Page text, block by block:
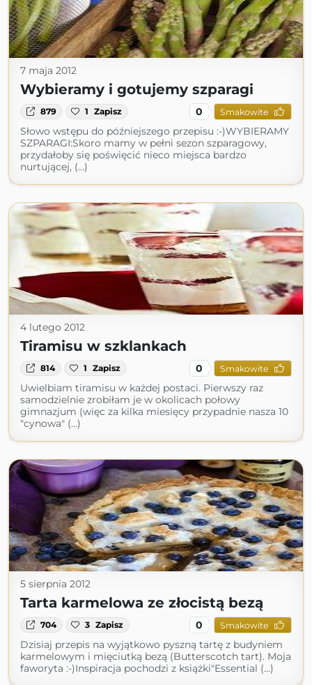
7 maja 2012
Wybieramy i gotujemy szparagi
879 1 Zapisz 0 Smakowite
Słowo wstępu do późniejszego przepisu :-)WYBIERAMY
SZPARAGI:Skoro mamy w pełni sezon szparagowy,
przydałoby się poświęcić nieco miejsca bardzo
nurtującej, (...)
4 lutego 2012
Tiramisu w szklankach
814 1 Zapisz 0 Smakowite
Uwielbiam tiramisu w każdej postaci. Pierwszy raz
samodzielnie zrobiłam je w okolicach połowy
gimnazjum (więc za kilka miesięcy przypadnie nasza 10
"cynowa" (...)
5 sierpnia 2012
Tarta karmelowa ze złocistą bezą
704 3 Zapisz 0 Smakowite
Dzisiaj przepis na wyjątkowo pyszną tartę z budyniem
karmelowym i mięciutką bezą (Butterscotch tart). Moja
faworyta :-)Inspiracja pochodzi z książki"Essential (...)